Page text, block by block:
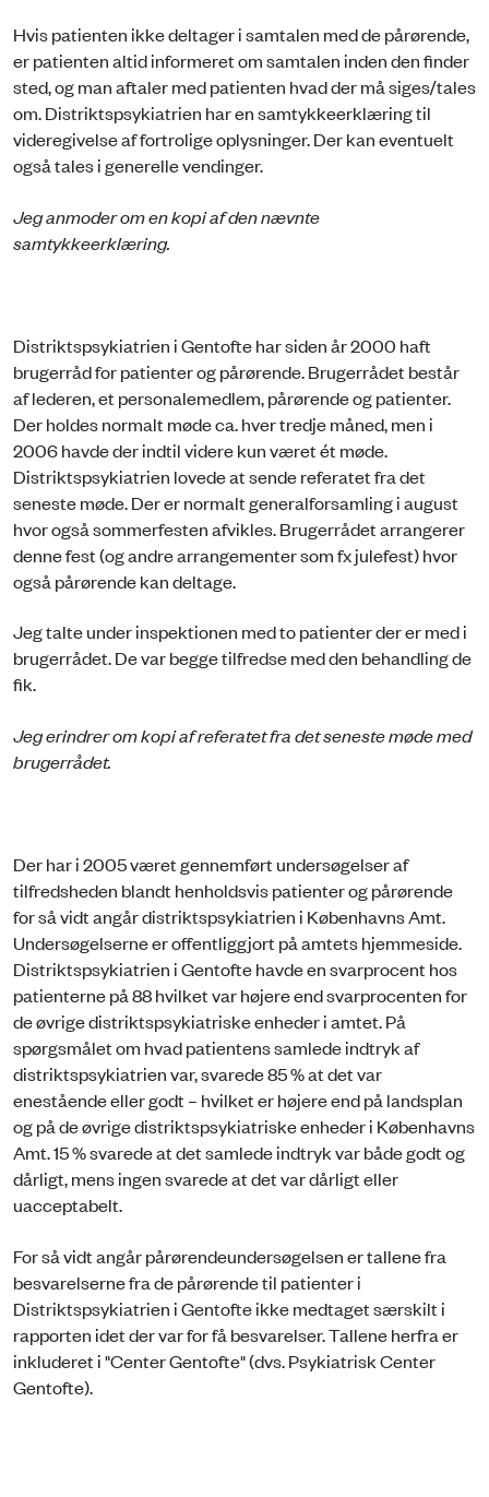
Hvis patienten ikke deltager i samtalen med de pårørende,
er patienten altid informeret om samtalen inden den finder
sted, og man aftaler med patienten hvad der må siges/tales
om. Distriktspsykiatrien har en samtykkeerklæring til
videregivelse af fortrolige oplysninger. Der kan eventuelt
også tales i generelle vendinger.
Jeg anmoder om en kopi af den nævnte
samtykkeerklæring.
Distriktspsykiatrien i Gentofte har siden år 2000 haft
brugerråd for patienter og pårørende. Brugerrådet består
af lederen, et personalemedlem, pårørende og patienter.
Der holdes normalt møde ca. hver tredje måned, men i
2006 havde der indtil videre kun været ét møde.
Distriktspsykiatrien lovede at sende referatet fra det
seneste møde. Der er normalt generalforsamling i august
hvor også sommerfesten afvikles. Brugerrådet arrangerer
denne fest (og andre arrangementer som fx julefest) hvor
også pårørende kan deltage.
Jeg talte under inspektionen med to patienter der er med i
brugerrådet. De var begge tilfredse med den behandling de
fik.
Jeg erindrer om kopi af referatet fra det seneste møde med
brugerrådet.
Der har i 2005 været gennemført undersøgelser af
tilfredsheden blandt henholdsvis patienter og pårørende
for så vidt angår distriktspsykiatrien i Københavns Amt.
Undersøgelserne er offentliggjort på amtets hjemmeside.
Distriktspsykiatrien i Gentofte havde en svarprocent hos
patienterne på 88 hvilket var højere end svarprocenten for
de øvrige distriktspsykiatriske enheder i amtet. På
spørgsmålet om hvad patientens samlede indtryk af
distriktspsykiatrien var, svarede 85 % at det var
enestående eller godt – hvilket er højere end på landsplan
og på de øvrige distriktspsykiatriske enheder i Københavns
Amt. 15 % svarede at det samlede indtryk var både godt og
dårligt, mens ingen svarede at det var dårligt eller
uacceptabelt.
For så vidt angår pårørendeundersøgelsen er tallene fra
besvarelserne fra de pårørende til patienter i
Distriktspsykiatrien i Gentofte ikke medtaget særskilt i
rapporten idet der var for få besvarelser. Tallene herfra er
inkluderet i "Center Gentofte" (dvs. Psykiatrisk Center
Gentofte).